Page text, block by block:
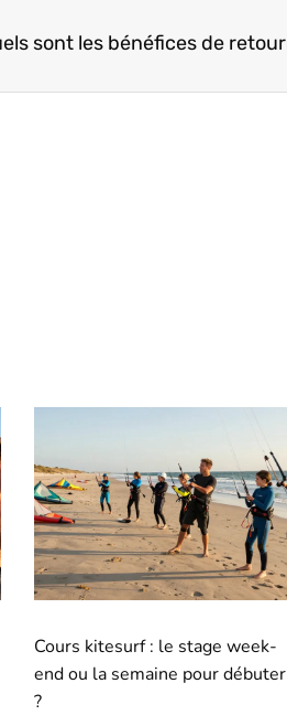
Cours kitesurf : le stage week-
end ou la semaine pour débuter
?